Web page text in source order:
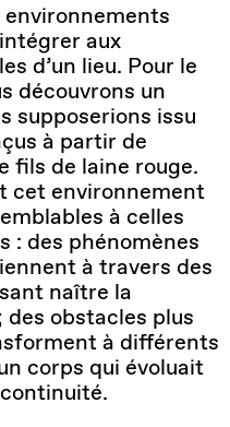
aux
d’un lieu. Pour le
découvrons un
supposerions issu
à partir de
fils de laine rouge.
cet environnement
à celles
: des phénomènes
à travers des
naître la
obstacles plus
à différents
corps qui évoluait